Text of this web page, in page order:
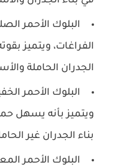
البلوك الأحمر
الفراغات، ويتميز
الجدران الحاملة
البلوك الأحمر
ويتميز بأنه يسهل
بناء الجدران غير
البلوك الأحمر